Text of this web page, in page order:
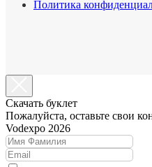
Политика
Cкачать буклет
Пожалуйста, оставьте свои
Vodexpo 2026